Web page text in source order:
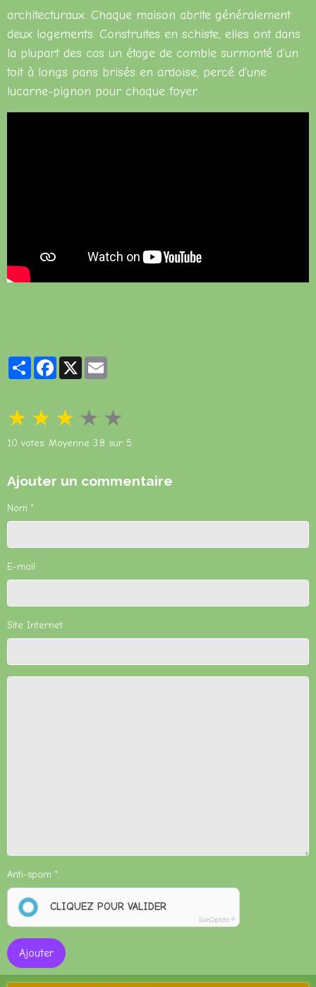
architecturaux. Chaque maison abrite généralement
deux logements. Construites en schiste, elles ont dans
la plupart des cas un étage de comble surmonté d'un
toit à longs pans brisés en ardoise, percé d'une
lucarne-pignon pour chaque foyer.
PartagerFacebook
X
★ ★ ★ ★ ★
10 votes. Moyenne 3.8 sur 5.
Ajouter un commentaire
Nom
E-mail
Site Internet
Anti-spam
CLIQUEZ POUR VALIDER
IconCaptcha ©
Ajouter